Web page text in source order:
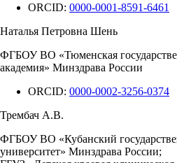
ORCID: 0000-0001-8591-6461
Наталья Петровна Шень
ФГБОУ ВО «Тюменская
академия» Минздрава России
ORCID: 0000-0002-3256-0374
Трембач А.В.
ФГБОУ ВО «Кубанский
университет» Минздрава России;